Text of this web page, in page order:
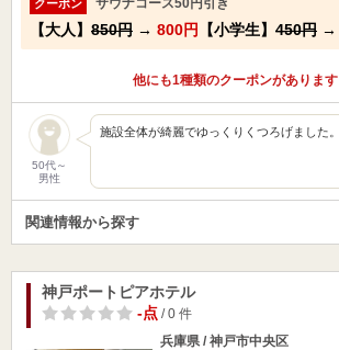
クーポン
【大人】 850円 → 800円 【小学生】 450円 →
他にも1種類のクーポンがあります
50代～
男性
施設全体が綺麗でゆっくりくつろげました。
関連情報から探す
神戸ポートピアホテル
-点/ 0 件
兵庫県 / 神戸市中央区